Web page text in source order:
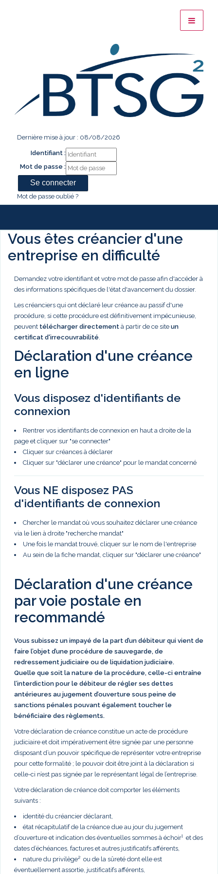
Dernière mise à jour : 08/08/2026
Identifiant :
Mot de passe :
Mot de passe oublié ?
Vous êtes créancier d'une
entreprise en difficulté
Demandez votre identifiant et votre mot de passe afin d'accéder à
des informations spécifiques de l'état d'avancement du dossier.
Les créanciers qui ont déclaré leur créance au passif d'une
procédure, si cette procédure est définitivement impécunieuse,
peuvent télécharger directement à partir de ce site un
certificat d'irrecouvrabilité.
Déclaration d'une créance
en ligne
Vous disposez d'identifiants de
connexion
Rentrer vos identifiants de connexion en haut a droite de la
page et cliquer sur "se connecter"
Cliquer sur créances à déclarer
Cliquer sur "déclarer une créance" pour le mandat concerné
Vous NE disposez PAS
d'identifiants de connexion
Chercher le mandat où vous souhaitez déclarer une créance
via le lien à droite "recherche mandat"
Une fois le mandat trouvé, cliquer sur le nom de l'entreprise
Au sein de la fiche mandat, cliquer sur "déclarer une créance"
Déclaration d'une créance
par voie postale en
recommandé
Vous subissez un impayé de la part d’un débiteur qui vient de
faire l’objet d’une procédure de sauvegarde, de
redressement judiciaire ou de liquidation judiciaire.
Quelle que soit la nature de la procédure, celle-ci entraîne
l’interdiction pour le débiteur de régler ses dettes
antérieures au jugement d’ouverture sous peine de
sanctions pénales pouvant également toucher le
bénéficiaire des règlements.
Votre déclaration de créance constitue un acte de procédure
judiciaire et doit impérativement être signée par une personne
disposant d’un pouvoir spécifique de représenter votre entreprise
pour cette formalité ; le pouvoir doit être joint à la déclaration si
celle-ci n’est pas signée par le représentant légal de l’entreprise.
Votre déclaration de créance doit comporter les éléments
suivants :
identité du créancier déclarant,
état récapitulatif de la créance due au jour du jugement
d’ouverture et indication des éventuelles sommes à échoir¹ et des
dates d’échéances, factures et autres justificatifs afférents,
nature du privilège² ou de la sûreté dont elle est
éventuellement assortie, justificatifs afférents,